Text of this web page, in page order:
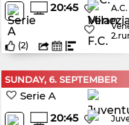
20:45
(2)
SUNDAY, 6. SEPTEMBER
Serie A
20:45